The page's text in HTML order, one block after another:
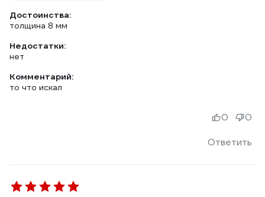
Достоинства:
толщина 8 мм
Недостатки:
нет
Комментарий:
то что искал
Ответить
0 0